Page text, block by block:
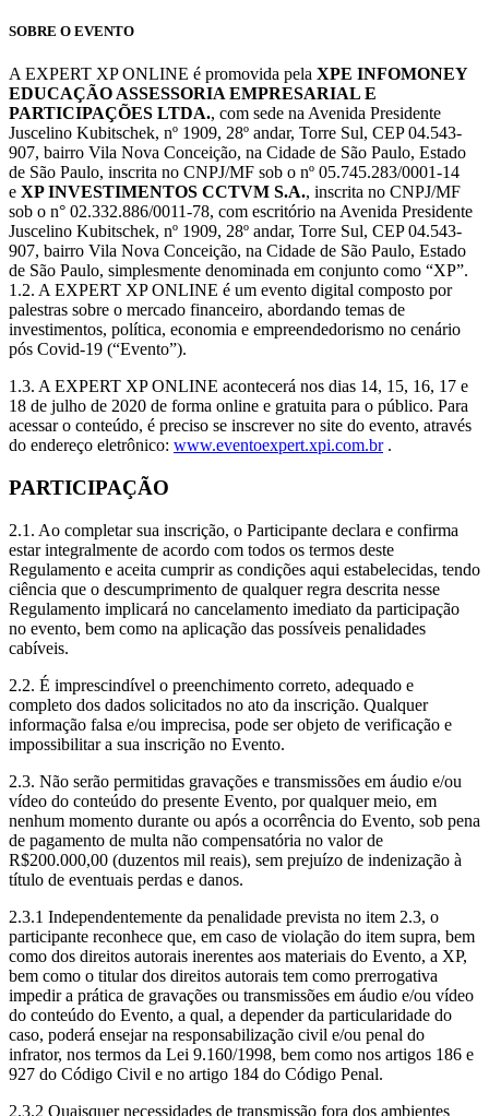
SOBRE O EVENTO
A EXPERT XP ONLINE é promovida pela XPE INFOMONEY
EDUCAÇÃO ASSESSORIA EMPRESARIAL E
PARTICIPAÇÕES LTDA., com sede na Avenida Presidente
Juscelino Kubitschek, nº 1909, 28º andar, Torre Sul, CEP 04.543-
907, bairro Vila Nova Conceição, na Cidade de São Paulo, Estado
de São Paulo, inscrita no CNPJ/MF sob o nº 05.745.283/0001-14
e XP INVESTIMENTOS CCTVM S.A., inscrita no CNPJ/MF
sob o n° 02.332.886/0011-78, com escritório na Avenida Presidente
Juscelino Kubitschek, nº 1909, 28º andar, Torre Sul, CEP 04.543-
907, bairro Vila Nova Conceição, na Cidade de São Paulo, Estado
de São Paulo, simplesmente denominada em conjunto como “XP”.
1.2. A EXPERT XP ONLINE é um evento digital composto por
palestras sobre o mercado financeiro, abordando temas de
investimentos, política, economia e empreendedorismo no cenário
pós Covid-19 (“Evento”).
1.3. A EXPERT XP ONLINE acontecerá nos dias 14, 15, 16, 17 e
18 de julho de 2020 de forma online e gratuita para o público. Para
acessar o conteúdo, é preciso se inscrever no site do evento, através
do endereço eletrônico: www.eventoexpert.xpi.com.br.
PARTICIPAÇÃO
2.1. Ao completar sua inscrição, o Participante declara e confirma
estar integralmente de acordo com todos os termos deste
Regulamento e aceita cumprir as condições aqui estabelecidas, tendo
ciência que o descumprimento de qualquer regra descrita nesse
Regulamento implicará no cancelamento imediato da participação
no evento, bem como na aplicação das possíveis penalidades
cabíveis.
2.2. É imprescindível o preenchimento correto, adequado e
completo dos dados solicitados no ato da inscrição. Qualquer
informação falsa e/ou imprecisa, pode ser objeto de verificação e
impossibilitar a sua inscrição no Evento.
2.3. Não serão permitidas gravações e transmissões em áudio e/ou
vídeo do conteúdo do presente Evento, por qualquer meio, em
nenhum momento durante ou após a ocorrência do Evento, sob pena
de pagamento de multa não compensatória no valor de
R$200.000,00 (duzentos mil reais), sem prejuízo de indenização à
título de eventuais perdas e danos.
2.3.1 Independentemente da penalidade prevista no item 2.3, o
participante reconhece que, em caso de violação do item supra, bem
como dos direitos autorais inerentes aos materiais do Evento, a XP,
bem como o titular dos direitos autorais tem como prerrogativa
impedir a prática de gravações ou transmissões em áudio e/ou vídeo
do conteúdo do Evento, a qual, a depender da particularidade do
caso, poderá ensejar na responsabilização civil e/ou penal do
infrator, nos termos da Lei 9.160/1998, bem como nos artigos 186 e
927 do Código Civil e no artigo 184 do Código Penal.
2.3.2 Quaisquer necessidades de transmissão fora dos ambientes